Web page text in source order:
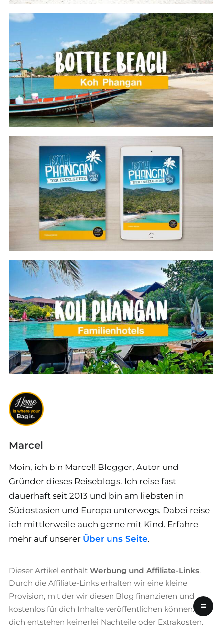
Marcel
Moin, ich bin Marcel! Blogger, Autor und
Gründer dieses Reiseblogs. Ich reise fast
dauerhaft seit 2013 und bin am liebsten in
Südostasien und Europa unterwegs. Dabei reise
ich mittlerweile auch gerne mit Kind. Erfahre
mehr auf unserer Über uns Seite.
Dieser Artikel enthält Werbung und Affiliate-Links.
Durch die Affiliate-Links erhalten wir eine kleine
Provision, mit der wir diesen Blog finanzieren und
kostenlos für dich Inhalte veröffentlichen können. Für
dich entstehen keinerlei Nachteile oder Extrakosten.
≡